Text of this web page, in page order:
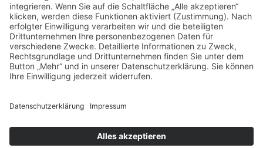
ALLGEMEIN
FRISEURE
FRISEURE